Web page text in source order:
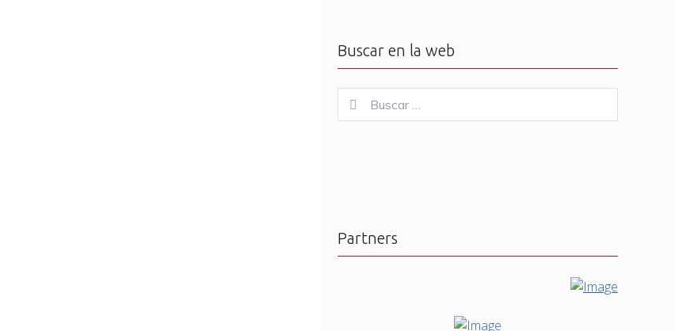
Buscar en la web
for:
Buscar
Partners